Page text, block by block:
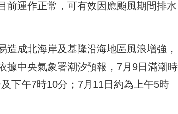
前運作正常，可有效因應颱風期間排水
成北海岸及基隆沿海地區風浪增強，
據中央氣象署潮汐預報，7月9日滿潮時
下午7時10分；7月11日約為上午5時